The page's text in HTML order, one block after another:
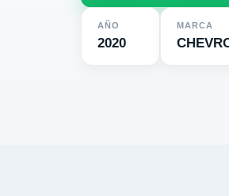
AÑO
2020
MARCA